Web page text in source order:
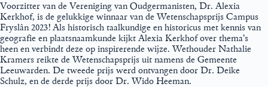
Voorzitter van de Vereniging van Oudgermanisten, Dr. Alexia
Kerkhof, is de gelukkige winnaar van de Wetenschapsprijs Campus
Fryslân 2023! Als historisch taalkundige en historicus met kennis van
geografie en plaatsnaamkunde kijkt Alexia Kerkhof over thema’s
heen en verbindt deze op inspirerende wijze. Wethouder Nathalie
Kramers reikte de Wetenschapsprijs uit namens de Gemeente
Leeuwarden. De tweede prijs werd ontvangen door Dr. Deike
Schulz, en de derde prijs door Dr. Wido Heeman.